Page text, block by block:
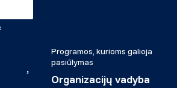
,
Programos, kurioms galioja
pasiūlymas
Organizacijų vadyba